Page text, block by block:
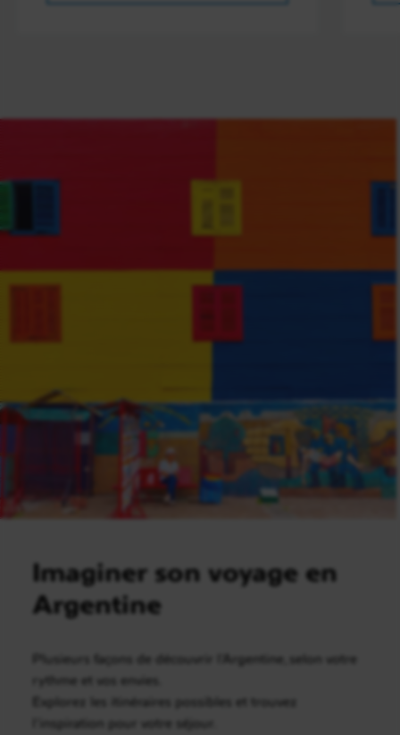
Imaginer son voyage en
Argentine
Plusieurs façons de découvrir l’Argentine, selon votre
rythme et vos envies.
Explorez les itinéraires possibles et trouvez
l’inspiration pour votre séjour.